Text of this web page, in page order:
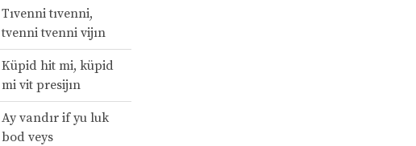
Tıvenni tıvenni,
tvenni tvenni vijın
Küpid hit mi, küpid
mi vit presijın
Ay vandır if yu luk
bod veys